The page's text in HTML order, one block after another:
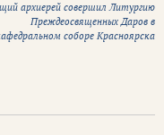
архиерей совершил Литургию
Преждеосвященных Даров в
соборе Красноярска